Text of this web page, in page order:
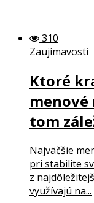
310
Zaujímavosti
Ktoré
menové
tom
Najväčšie
pri stabilite
z
využívajú na...